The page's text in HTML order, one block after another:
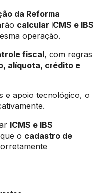
da Reforma
calcular ICMS e IBS
operação.
fiscal, com regras
alíquota, crédito e
e apoio tecnológico, o
ICMS e IBS
o cadastro de